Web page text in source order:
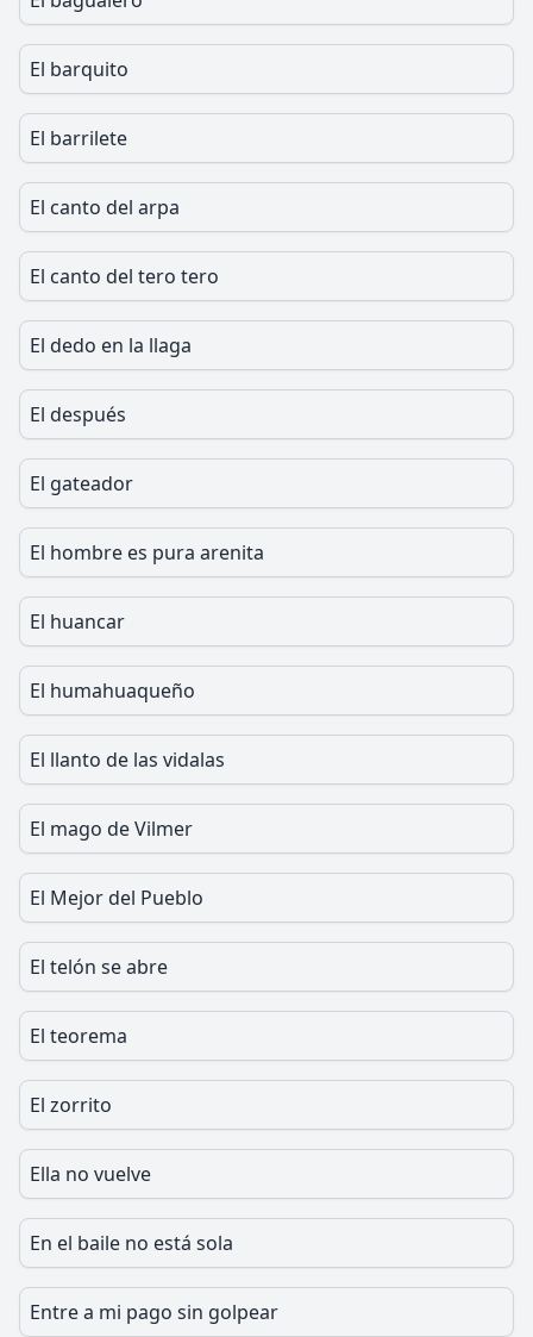
El barquito
El barrilete
El canto del arpa
El canto del tero tero
El dedo en la llaga
El después
El gateador
El hombre es pura arenita
El huancar
El humahuaqueño
El llanto de las vidalas
El mago de Vilmer
El Mejor del Pueblo
El telón se abre
El teorema
El zorrito
Ella no vuelve
En el baile no está sola
Entre a mi pago sin golpear